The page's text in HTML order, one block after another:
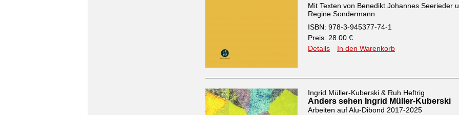
Mit Texten von Benedikt Johannes Seerieder
Regine Sondermann.
ISBN: 978-3-945377-74-1
Preis: 28.00 €
Details
In den Warenkorb
Ingrid Müller-Kuberski & Ruh Heftrig
Anders sehen Ingrid Müller-Kuberski
Arbeiten auf Alu-Dibond 2017-2025